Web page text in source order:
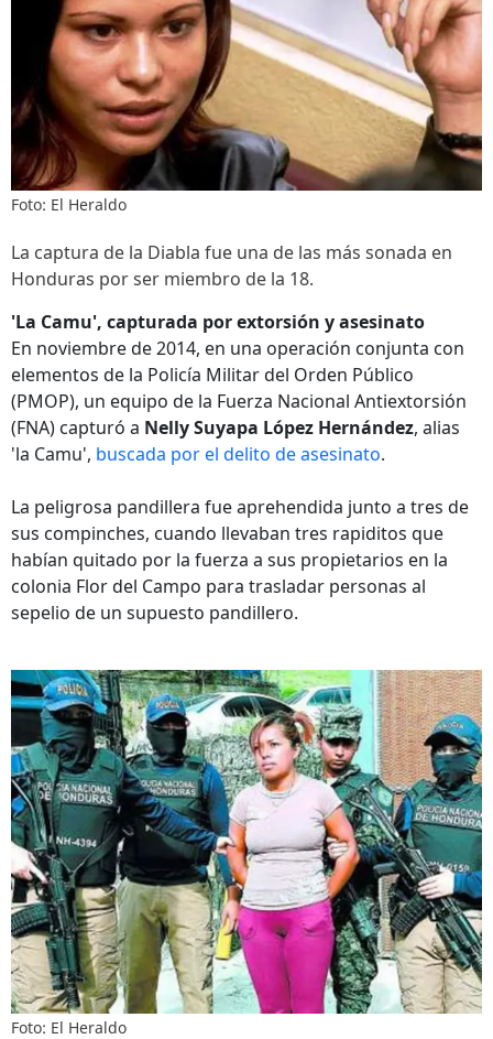
Foto: El Heraldo
La captura de la Diabla fue una de las más sonada en
Honduras por ser miembro de la 18.
'La Camu', capturada por extorsión y asesinato
En noviembre de 2014, en una operación conjunta con
elementos de la Policía Militar del Orden Público
(PMOP), un equipo de la Fuerza Nacional Antiextorsión
(FNA) capturó a Nelly Suyapa López Hernández, alias
'la Camu', buscada por el delito de asesinato.
La peligrosa pandillera fue aprehendida junto a tres de
sus compinches, cuando llevaban tres rapiditos que
habían quitado por la fuerza a sus propietarios en la
colonia Flor del Campo para trasladar personas al
sepelio de un supuesto pandillero.
Foto: El Heraldo